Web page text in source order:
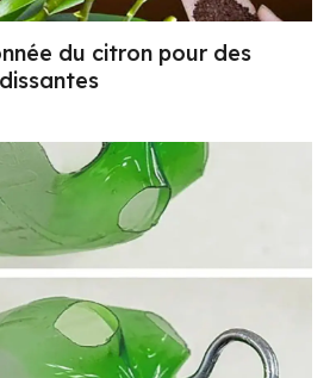
du citron pour des